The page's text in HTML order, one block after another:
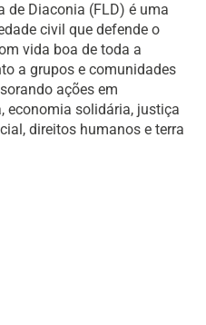
de Diaconia (FLD) é uma
civil que defende o
vida boa de toda a
a grupos e comunidades
ações em
economia solidária, justiça
direitos humanos e terra